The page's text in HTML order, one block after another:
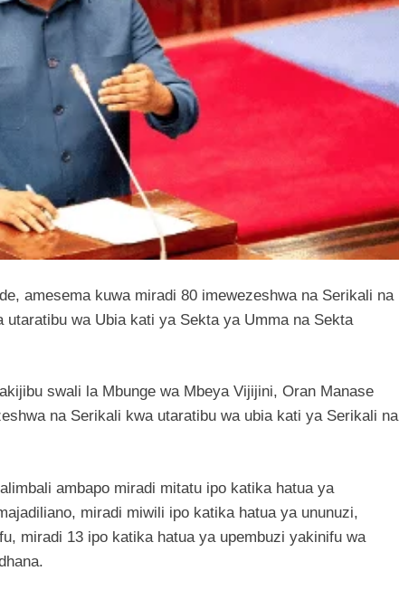
amesema kuwa miradi 80 imewezeshwa na Serikali na
wa Ubia kati ya Sekta ya Umma na Sekta
swali la Mbunge wa Mbeya Vijijini, Oran Manase
na Serikali kwa utaratibu wa ubia kati ya Serikali na
ambapo miradi mitatu ipo katika hatua ya
miradi miwili ipo katika hatua ya ununuzi,
miradi 13 ipo katika hatua ya upembuzi yakinifu wa